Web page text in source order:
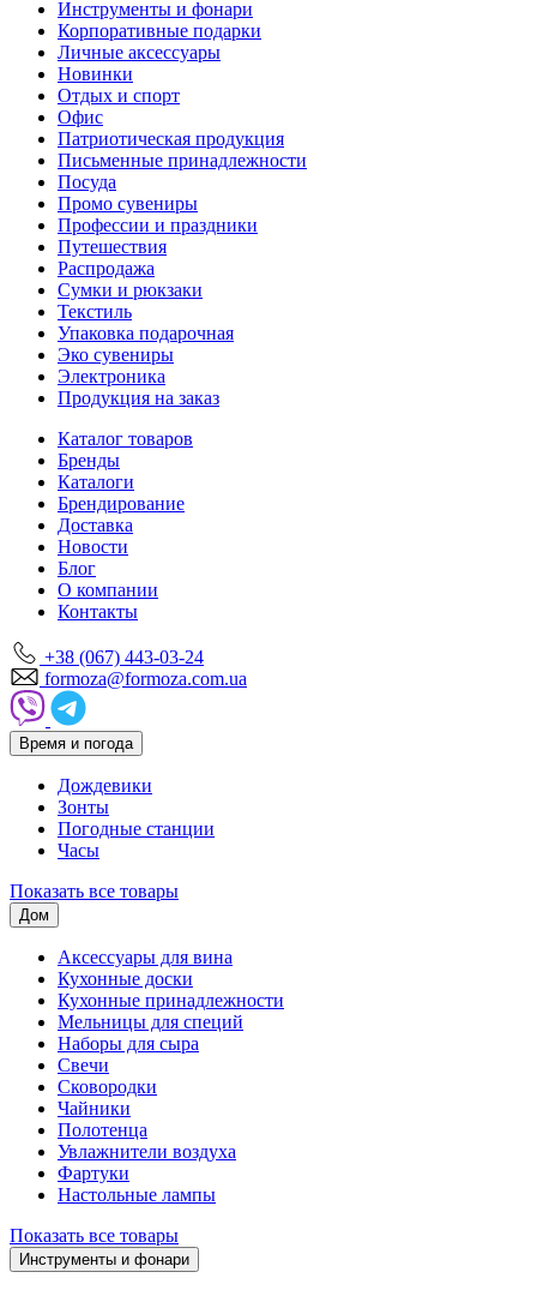
Инструменты и фонари
Корпоративные подарки
Личные аксессуары
Новинки
Отдых и спорт
Офис
Патриотическая продукция
Письменные принадлежности
Посуда
Промо сувениры
Профессии и праздники
Путешествия
Распродажа
Сумки и рюкзаки
Текстиль
Упаковка подарочная
Эко сувениры
Электроника
Продукция на заказ
Каталог товаров
Бренды
Каталоги
Брендирование
Доставка
Новости
Блог
О компании
Контакты
+38 (067) 443-03-24
formoza@formoza.com.ua
Время и погода
Дождевики
Зонты
Погодные станции
Часы
Показать все товары
Дом
Аксессуары для вина
Кухонные доски
Кухонные принадлежности
Мельницы для специй
Наборы для сыра
Свечи
Сковородки
Чайники
Полотенца
Увлажнители воздуха
Фартуки
Настольные лампы
Показать все товары
Инструменты и фонари